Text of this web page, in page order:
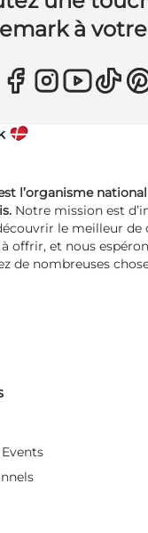
à
l’organisme
Notre mission est
le meilleur de
offrir, et nous
de nombreuses